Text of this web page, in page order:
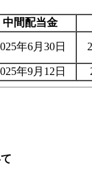
中間配当金
年6月30日
年9月12日